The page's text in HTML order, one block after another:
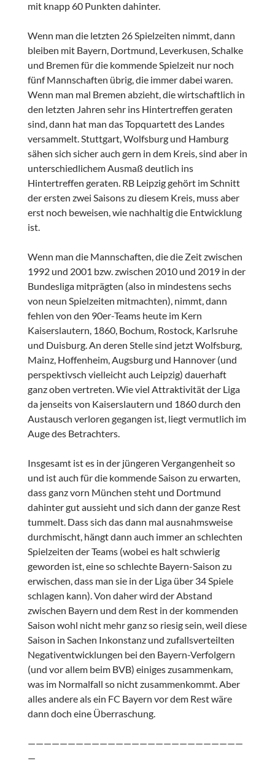
mit knapp 60 Punkten dahinter.
Wenn man die letzten 26 Spielzeiten nimmt, dann
bleiben mit Bayern, Dortmund, Leverkusen, Schalke
und Bremen für die kommende Spielzeit nur noch
fünf Mannschaften übrig, die immer dabei waren.
Wenn man mal Bremen abzieht, die wirtschaftlich in
den letzten Jahren sehr ins Hintertreffen geraten
sind, dann hat man das Topquartett des Landes
versammelt. Stuttgart, Wolfsburg und Hamburg
sähen sich sicher auch gern in dem Kreis, sind aber in
unterschiedlichem Ausmaß deutlich ins
Hintertreffen geraten. RB Leipzig gehört im Schnitt
der ersten zwei Saisons zu diesem Kreis, muss aber
erst noch beweisen, wie nachhaltig die Entwicklung
ist.
Wenn man die Mannschaften, die die Zeit zwischen
1992 und 2001 bzw. zwischen 2010 und 2019 in der
Bundesliga mitprägten (also in mindestens sechs
von neun Spielzeiten mitmachten), nimmt, dann
fehlen von den 90er-Teams heute im Kern
Kaiserslautern, 1860, Bochum, Rostock, Karlsruhe
und Duisburg. An deren Stelle sind jetzt Wolfsburg,
Mainz, Hoffenheim, Augsburg und Hannover (und
perspektivsch vielleicht auch Leipzig) dauerhaft
ganz oben vertreten. Wie viel Attraktivität der Liga
da jenseits von Kaiserslautern und 1860 durch den
Austausch verloren gegangen ist, liegt vermutlich im
Auge des Betrachters.
Insgesamt ist es in der jüngeren Vergangenheit so
und ist auch für die kommende Saison zu erwarten,
dass ganz vorn München steht und Dortmund
dahinter gut aussieht und sich dann der ganze Rest
tummelt. Dass sich das dann mal ausnahmsweise
durchmischt, hängt dann auch immer an schlechten
Spielzeiten der Teams (wobei es halt schwierig
geworden ist, eine so schlechte Bayern-Saison zu
erwischen, dass man sie in der Liga über 34 Spiele
schlagen kann). Von daher wird der Abstand
zwischen Bayern und dem Rest in der kommenden
Saison wohl nicht mehr ganz so riesig sein, weil diese
Saison in Sachen Inkonstanz und zufallsverteilten
Negativentwicklungen bei den Bayern-Verfolgern
(und vor allem beim BVB) einiges zusammenkam,
was im Normalfall so nicht zusammenkommt. Aber
alles andere als ein FC Bayern vor dem Rest wäre
dann doch eine Überraschung.
———————————————————————————
—